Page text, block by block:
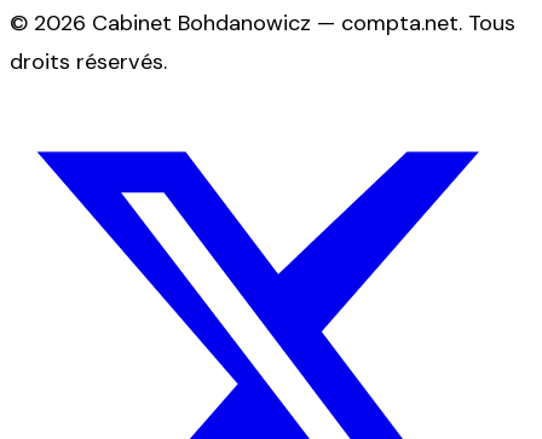
© 2026 Cabinet Bohdanowicz — compta.net. Tous
droits réservés.